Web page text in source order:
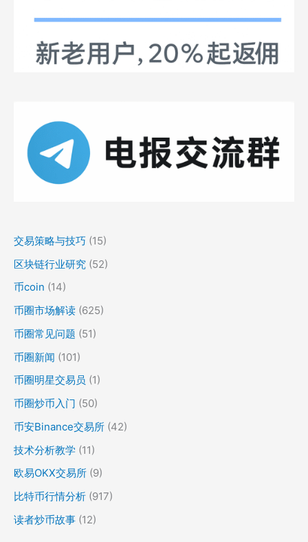
交易策略与技巧 (15)
区块链行业研究 (52)
币coin (14)
币圈市场解读 (625)
币圈常见问题 (51)
币圈新闻 (101)
币圈明星交易员 (1)
币圈炒币入门 (50)
币安Binance交易所 (42)
技术分析教学 (11)
欧易OKX交易所 (9)
比特币行情分析 (917)
读者炒币故事 (12)